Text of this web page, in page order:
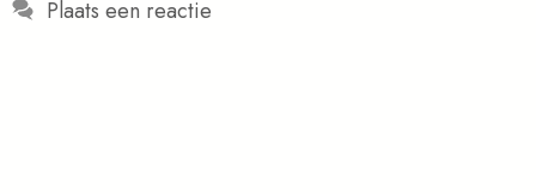
Plaats een reactie